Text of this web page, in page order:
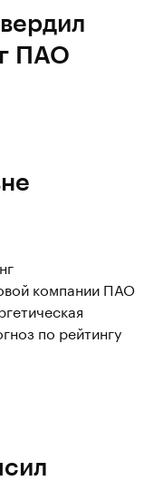
ПАО
компании ПАО
по рейтингу